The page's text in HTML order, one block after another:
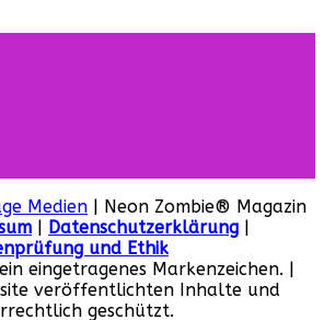
Medien | Neon Zombie® Magazin
Datenschutzerklärung
und Ethik
eingetragenes Markenzeichen. |
veröffentlichten Inhalte und
geschützt.